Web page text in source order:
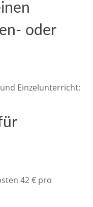
oder
Einzelunterricht:
42 € pro